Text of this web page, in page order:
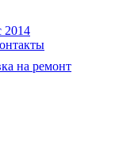
2014
на ремонт